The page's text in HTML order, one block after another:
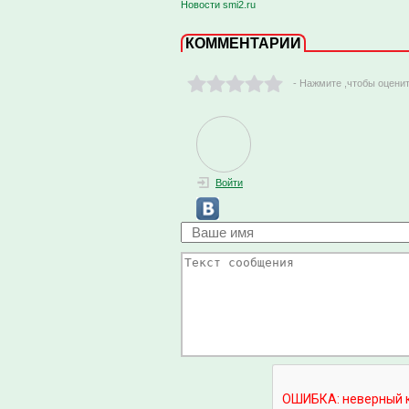
Новости smi2.ru
КОММЕНТАРИИ
- Нажмите ,чтобы
Войти